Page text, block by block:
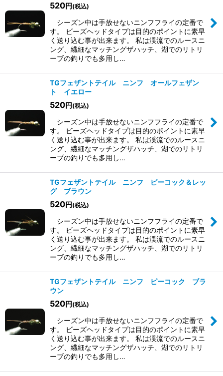
520円 (税込)
シーズン中は手放せないニンフフライの定番で
す。 ビーズヘッドタイプは目的のポイントに素早
く送り込む事が出来ます。 私は渓流でのルースニ
ング、繊細なマッチングザハッチ、湖でのリトリ
ーブの釣りでも多用し…
TGフェザントテイル ニンフ オールフェザン
ト イエロー
520円 (税込)
シーズン中は手放せないニンフフライの定番で
す。 ビーズヘッドタイプは目的のポイントに素早
く送り込む事が出来ます。 私は渓流でのルースニ
ング、繊細なマッチングザハッチ、湖でのリトリ
ーブの釣りでも多用し…
TGフェザントテイル ニンフ ピーコック＆レッ
グ ブラウン
520円 (税込)
シーズン中は手放せないニンフフライの定番で
す。 ビーズヘッドタイプは目的のポイントに素早
く送り込む事が出来ます。 私は渓流でのルースニ
ング、繊細なマッチングザハッチ、湖でのリトリ
ーブの釣りでも多用し…
TGフェザントテイル ニンフ ピーコック ブラ
ウン
520円 (税込)
シーズン中は手放せないニンフフライの定番で
す。 ビーズヘッドタイプは目的のポイントに素早
く送り込む事が出来ます。 私は渓流でのルースニ
ング、繊細なマッチングザハッチ、湖でのリトリ
ーブの釣りでも多用し…